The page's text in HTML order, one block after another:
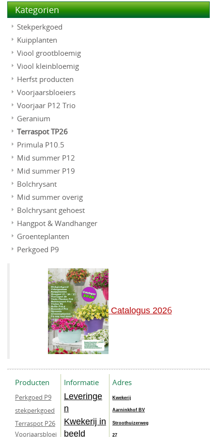
Kategorien
Stekperkgoed
Kuipplanten
Viool grootbloemig
Viool kleinbloemig
Herfst producten
Voorjaarsbloeiers
Voorjaar P12 Trio
Geranium
Terraspot TP26
Primula P10.5
Mid summer P12
Mid summer P19
Bolchrysant
Mid summer overig
Bolchrysant gehoest
Hangpot & Wandhanger
Groenteplanten
Perkgoed P9
Catalogus 2026
Producten
Perkgoed P9
stekperkgoed
Terraspot P26
Voorjaarsbloei
Informatie
Leveringe
n
Kwekerij in
beeld
Adres
Kwekerij
Aarninkhof BV
Stroothuizerweg
27